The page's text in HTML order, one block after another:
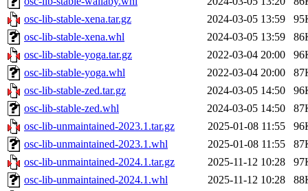
osc-lib-stable-xena.tar.gz
2024-03-05 13:59
osc-lib-stable-xena.whl
2024-03-05 13:59
osc-lib-stable-yoga.tar.gz
2022-03-04 20:00
osc-lib-stable-yoga.whl
2022-03-04 20:00
osc-lib-stable-zed.tar.gz
2024-03-05 14:50
osc-lib-stable-zed.whl
2024-03-05 14:50
osc-lib-unmaintained-2023.1.tar.gz
2025-01-08 11:55
osc-lib-unmaintained-2023.1.whl
2025-01-08 11:55
osc-lib-unmaintained-2024.1.tar.gz
2025-11-12 10:28
osc-lib-unmaintained-2024.1.whl
2025-11-12 10:28